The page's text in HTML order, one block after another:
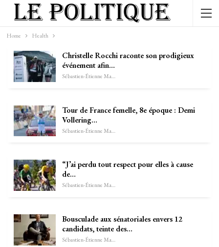
Home Health
Christelle Rocchi raconte son prodigieux
événement afin…
Sébastien-Étienne Marechal
Tour de France femelle, 8e époque : Demi
Vollering…
Sébastien-Étienne Marechal
“J’ai perdu tout respect pour elles à cause
de…
Sébastien-Étienne Marechal
Bousculade aux sénatoriales envers 12
candidats, teinte des…
Sébastien-Étienne Marechal